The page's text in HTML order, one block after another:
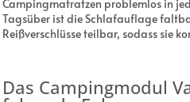
Campingmatratzen problemlos in
Tagsüber ist die Schlafauflage
Reißverschlüsse teilbar, sodass sie
Das Campingmodul